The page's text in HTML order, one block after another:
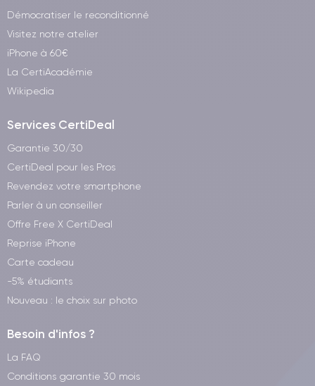
Démocratiser le reconditionné
Visitez notre atelier
iPhone à 60€
La CertiAcadémie
Wikipedia
Services CertiDeal
Garantie 30/30
CertiDeal pour les Pros
Revendez votre smartphone
Parler à un conseiller
Offre Free X CertiDeal
Reprise iPhone
Carte cadeau
-5% étudiants
Nouveau : le choix sur photo
Besoin d'infos ?
La FAQ
Conditions garantie 30 mois